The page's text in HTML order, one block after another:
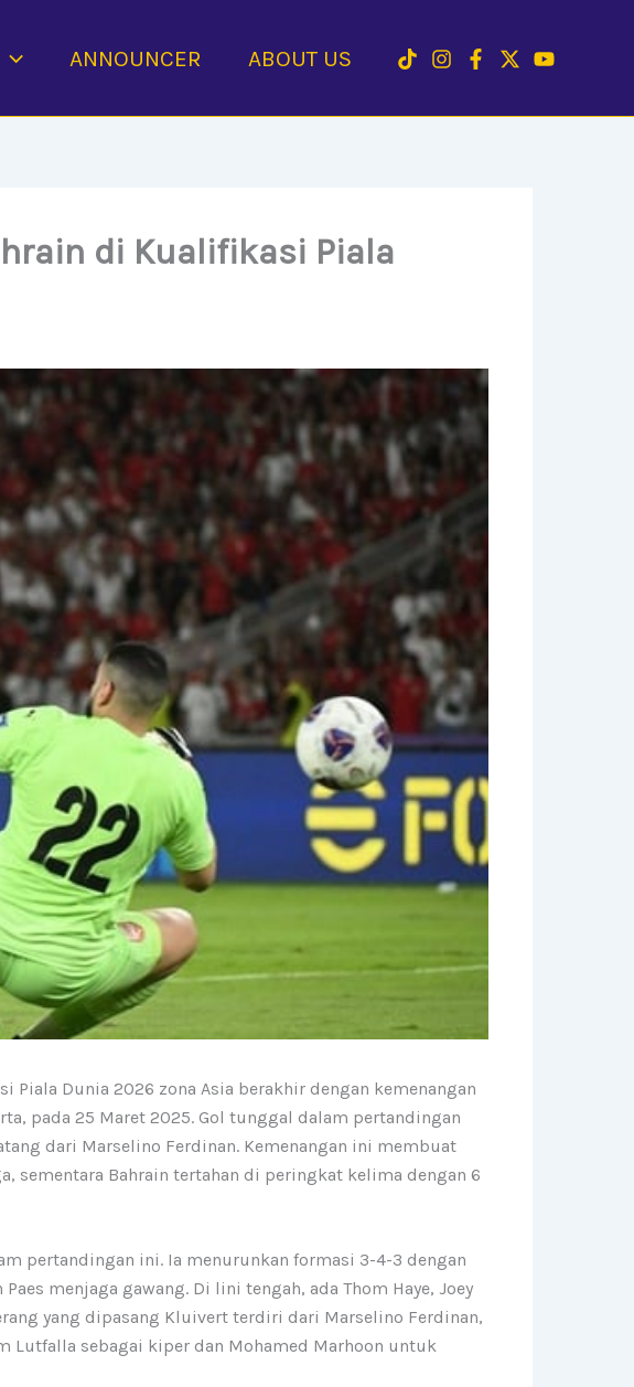
ANNOUNCER ABOUT US
di Kualifikasi Piala
Dunia 2026 zona Asia berakhir dengan kemenangan
pada 25 Maret 2025. Gol tunggal dalam pertandingan
dari Marselino Ferdinan. Kemenangan ini membuat
sementara Bahrain tertahan di peringkat kelima dengan 6
pertandingan ini. Ia menurunkan formasi 3-4-3 dengan
menjaga gawang. Di lini tengah, ada Thom Haye, Joey
yang dipasang Kluivert terdiri dari Marselino Ferdinan,
Lutfalla sebagai kiper dan Mohamed Marhoon untuk